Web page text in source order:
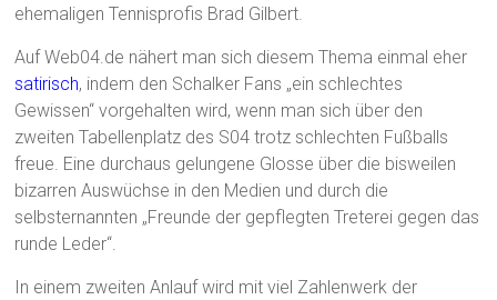
ehemaligen Tennisprofis Brad Gilbert.
Auf Web04.de nähert man sich diesem Thema einmal eher
satirisch, indem den Schalker Fans „ein schlechtes
Gewissen“ vorgehalten wird, wenn man sich über den
zweiten Tabellenplatz des S04 trotz schlechten Fußballs
freue. Eine durchaus gelungene Glosse über die bisweilen
bizarren Auswüchse in den Medien und durch die
selbsternannten „Freunde der gepflegten Treterei gegen das
runde Leder“.
In einem zweiten Anlauf wird mit viel Zahlenwerk der